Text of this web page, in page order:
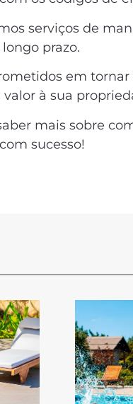
serviços de
prazo.
em
à sua
mais sobre
sucesso!